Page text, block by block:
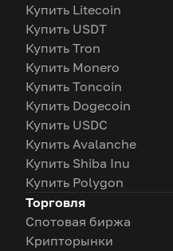
Купить Litecoin
Купить USDT
Купить Tron
Купить Monero
Купить Toncoin
Купить Dogecoin
Купить USDC
Купить Avalanche
Купить Shiba Inu
Купить Polygon
Торговля
Спотовая биржа
Крипторынки